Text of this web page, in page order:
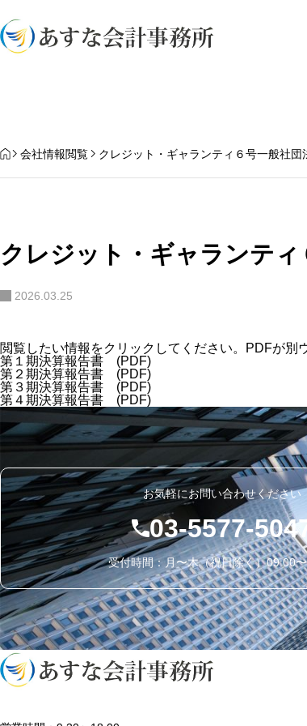
HOME
会社情報閲覧 クレジット・ギャランティ６号一般社団
クレジット・ギャランティ
2026.03.25
閲覧したい情報をクリックしてください。PDFが別
第１期決算報告書 (PDF)
第２期決算報告書 (PDF)
第３期決算報告書 (PDF)
第４期決算報告書 (PDF)
お気軽にお問い合わせください
03-5577-
受付時間：月〜木（祝日除く）09:00〜